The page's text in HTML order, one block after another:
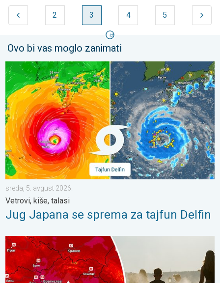
2 3 4 5
Ovo bi vas moglo zanimati
Jug Japana se sprema za tajfun Delfin. Vetrovi, kiše, talasi. . .
sreda, 5. avgust 2026.
Vetrovi, kiše, talasi
Jug Japana se sprema za tajfun Delfin
Velike vrućine u Istočnoj Evropi. Temperature i oko 40°C. . .